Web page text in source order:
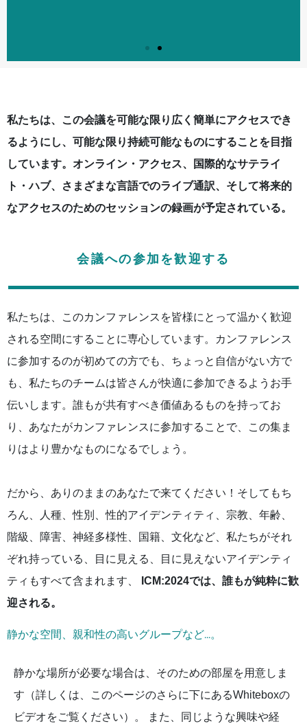
アクセシビリティと持続可能性
アクセシビリティと持続可能性
アクセシビリティと持続可能性
アクセシビリティと持続可能性
アクセシビリティと持続可能性
アクセシビリティと持続可能性
私たちは、この会議を可能な限り広く簡単にアクセスでき
るようにし、可能な限り持続可能なものにすることを目指
しています。オンライン・アクセス、国際的なサテライ
ト・ハブ、さまざまな言語でのライブ通訳、そして将来的
なアクセスのためのセッションの録画が予定されている。
会議への参加を歓迎する
私たちは、このカンファレンスを皆様にとって温かく歓迎
される空間にすることに専心しています。カンファレンス
に参加するのが初めての方でも、ちょっと自信がない方で
も、私たちのチームは皆さんが快適に参加できるようお手
伝いします。誰もが共有すべき価値あるものを持ってお
り、あなたがカンファレンスに参加することで、この集ま
りはより豊かなものになるでしょう。
だから、ありのままのあなたで来てください！そしてもち
ろん、人種、性別、性的アイデンティティ、宗教、年齢、
階級、障害、神経多様性、国籍、文化など、私たちがそれ
ぞれ持っている、目に見える、目に見えないアイデンティ
ティもすべて含まれます、
ICM:2024では、誰もが純粋に歓
迎される。
静かな空間、親和性の高いグループなど...。
静かな場所が必要な場合は、そのための部屋を用意しま
す（詳しくは、このページのさらに下にあるWhiteboxの
ビデオをご覧ください）。 また、同じような興味や経